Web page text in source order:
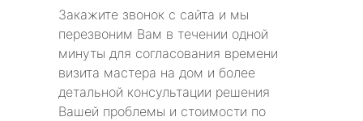
Закажите звонок с сайта и мы
перезвоним Вам в течении одной
минуты для согласования времени
визита мастера на дом и более
детальной консультации решения
Вашей проблемы и стоимости по